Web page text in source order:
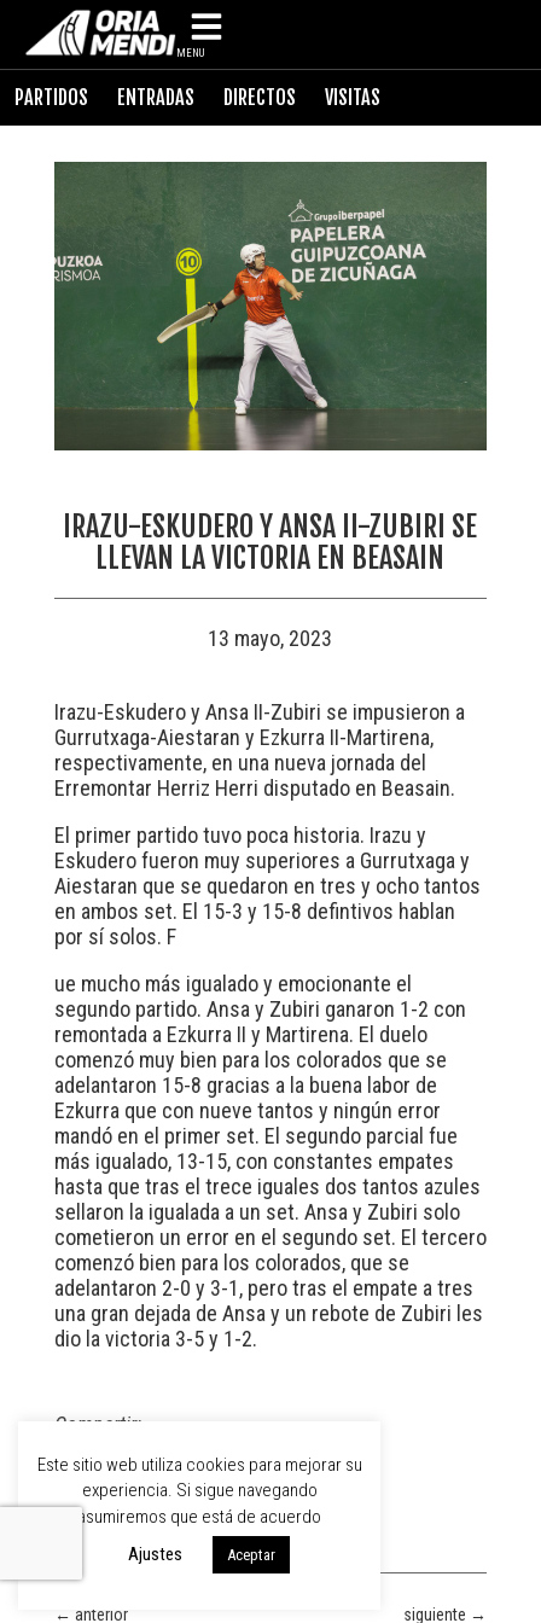
MENU
PARTIDOS ENTRADAS DIRECTOS VISITAS
IRAZU-ESKUDERO Y ANSA II-ZUBIRI SE
LLEVAN LA VICTORIA EN BEASAIN
13 mayo, 2023
Irazu-Eskudero y Ansa II-Zubiri se impusieron a
Gurrutxaga-Aiestaran y Ezkurra II-Martirena,
respectivamente, en una nueva jornada del
Erremontar Herriz Herri disputado en Beasain.
El primer partido tuvo poca historia. Irazu y
Eskudero fueron muy superiores a Gurrutxaga y
Aiestaran que se quedaron en tres y ocho tantos
en ambos set. El 15-3 y 15-8 defintivos hablan
por sí solos. F
ue mucho más igualado y emocionante el
segundo partido. Ansa y Zubiri ganaron 1-2 con
remontada a Ezkurra II y Martirena. El duelo
comenzó muy bien para los colorados que se
adelantaron 15-8 gracias a la buena labor de
Ezkurra que con nueve tantos y ningún error
mandó en el primer set. El segundo parcial fue
más igualado, 13-15, con constantes empates
hasta que tras el trece iguales dos tantos azules
sellaron la igualada a un set. Ansa y Zubiri solo
cometieron un error en el segundo set. El tercero
comenzó bien para los colorados, que se
adelantaron 2-0 y 3-1, pero tras el empate a tres
una gran dejada de Ansa y un rebote de Zubiri les
dio la victoria 3-5 y 1-2.
Compartir:
← anterior siguiente →
Este sitio web utiliza cookies para mejorar su
experiencia. Si sigue navegando
asumiremos que está de acuerdo
Ajustes
Aceptar